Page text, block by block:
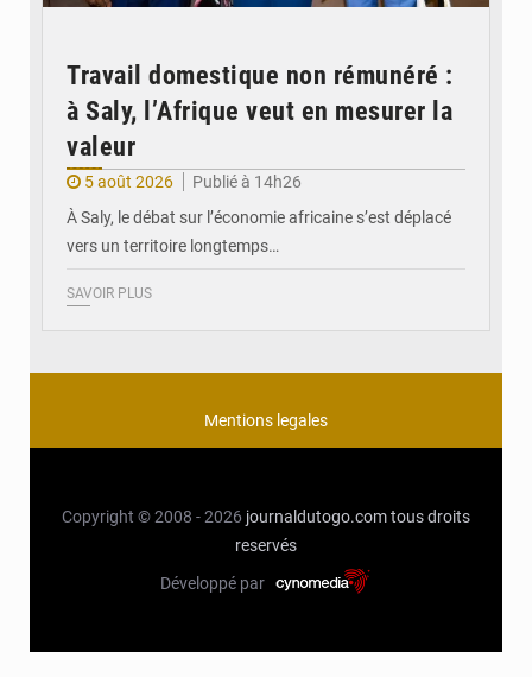
Travail domestique non rémunéré :
à Saly, l’Afrique veut en mesurer la
valeur
5 août 2026
Publié à 14h26
À Saly, le débat sur l’économie africaine s’est déplacé
vers un territoire longtemps…
SAVOIR PLUS
Mentions legales
Copyright © 2008 - 2026 journaldutogo.comtous droits
reservés
Développé par